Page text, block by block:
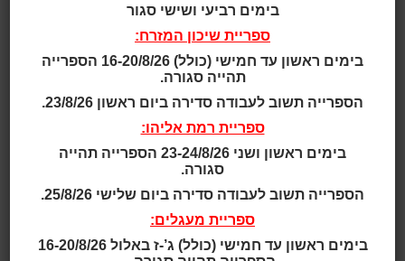
אוגוסט 2026
ראשון שני שלישי רביעי חמישי שישי שבת
1
2
3
4
5
6
7
בימים רביעי ושישי סגור
ספריית שיכון המזרח:
בימים ראשון עד חמישי (כולל) 16-20/8/26 הספרייה
תהייה סגורה.
הספרייה תשוב לעבודה סדירה ביום ראשון 23/8/26.
ספריית רמת אליהו:
בימים ראשון ושני 23-24/8/26 הספרייה תהייה
סגורה.
הספרייה תשוב לעבודה סדירה ביום שלישי 25/8/26.
ספריית מעגלים:
בימים ראשון עד חמישי (כולל) ג’-ז באלול 16-20/8/26